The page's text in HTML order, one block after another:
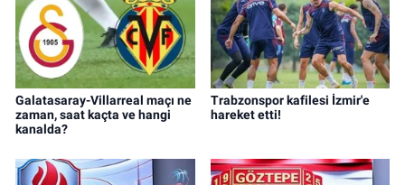
Galatasaray-Villarreal maçı ne
zaman, saat kaçta ve hangi
kanalda?
Trabzonspor kafilesi İzmir'e
hareket etti!